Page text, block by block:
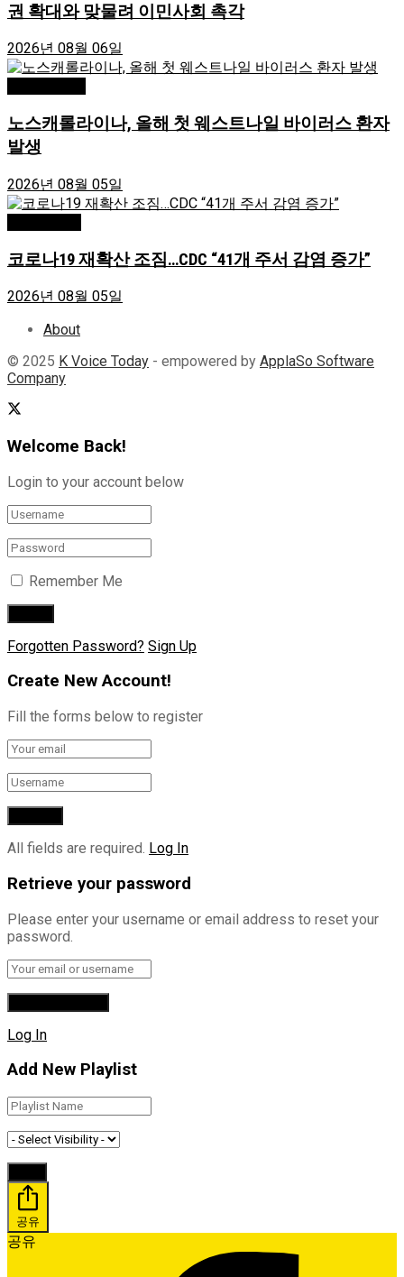
권 확대와 맞물려 이민사회 촉각
2026년 08월 06일
노스캐롤라이나, 올해 첫 웨스트나일 바이러스 환자
발생
2026년 08월 05일
코로나19 재확산 조짐…CDC “41개 주서 감염 증가”
2026년 08월 05일
About
© 2025 K Voice Today - empowered by ApplaSo Software
Company
Welcome Back!
Login to your account below
Remember Me
Forgotten Password? Sign Up
Create New Account!
Fill the forms below to register
All fields are required. Log In
Retrieve your password
Please enter your username or email address to reset your
password.
Log In
Add New Playlist
공유
공유